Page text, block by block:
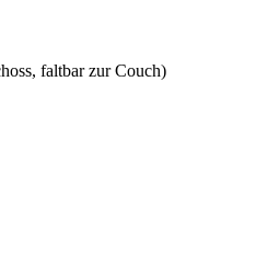
faltbar zur Couch)